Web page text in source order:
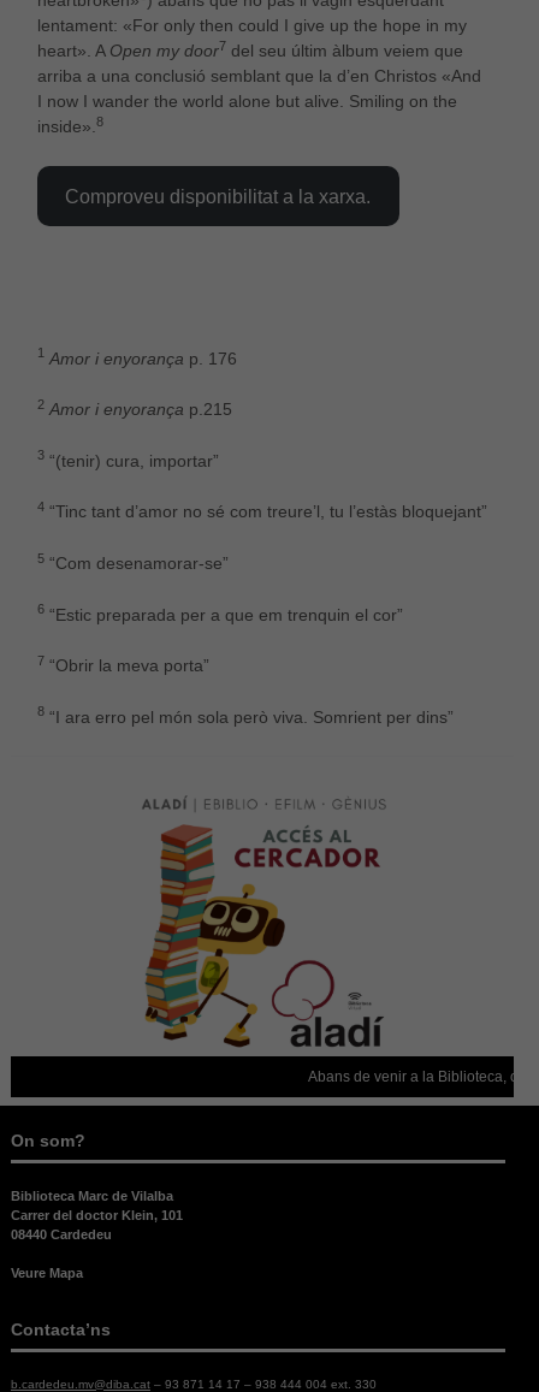
lentament: «For only then could I give up the hope in my
heart». A Open my door7 del seu últim àlbum veiem que
arriba a una conclusió semblant que la d’en Christos «And
I now I wander the world alone but alive. Smiling on the
inside».8
Comproveu disponibilitat a la xarxa.
1 Amor i enyorança p. 176
2 Amor i enyorança p.215
3“(tenir) cura, importar”
4“Tinc tant d’amor no sé com treure’l, tu l’estàs bloquejant”
5“Com desenamorar-se”
6“Estic preparada per a que em trenquin el cor”
7 “Obrir la meva porta”
8“I ara erro pel món sola però viva. Somrient per dins”
Abans de venir a la Biblioteca,
On som?
Biblioteca Marc de Vilalba
Carrer del doctor Klein, 101
08440 Cardedeu
Veure Mapa
Contacta’ns
b.cardedeu.mv@diba.cat– 93 871 14 17 – 938 444 004 ext. 330
Estadístiques
Per a millorar
la nostra web
necessitem
Experiència
desapareixerà